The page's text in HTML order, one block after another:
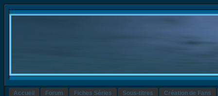
Accueil Forum Fiches Séries Sous-titres Création de Fans